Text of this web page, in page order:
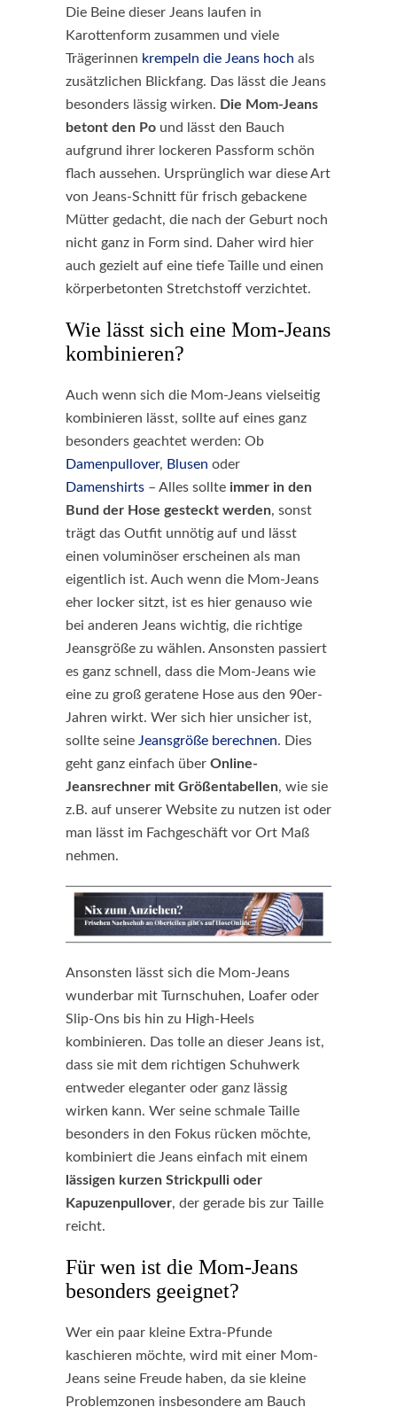
Die Beine dieser Jeans laufen in
Karottenform zusammen und viele
Trägerinnen krempeln die Jeans hoch als
zusätzlichen Blickfang. Das lässt die Jeans
besonders lässig wirken. Die Mom-Jeans
betont den Po und lässt den Bauch
aufgrund ihrer lockeren Passform schön
flach aussehen. Ursprünglich war diese Art
von Jeans-Schnitt für frisch gebackene
Mütter gedacht, die nach der Geburt noch
nicht ganz in Form sind. Daher wird hier
auch gezielt auf eine tiefe Taille und einen
körperbetonten Stretchstoff verzichtet.
Wie lässt sich eine Mom-Jeans
kombinieren?
Auch wenn sich die Mom-Jeans vielseitig
kombinieren lässt, sollte auf eines ganz
besonders geachtet werden: Ob
Damenpullover, Blusen oder
Damenshirts – Alles sollte immer in den
Bund der Hose gesteckt werden, sonst
trägt das Outfit unnötig auf und lässt
einen voluminöser erscheinen als man
eigentlich ist. Auch wenn die Mom-Jeans
eher locker sitzt, ist es hier genauso wie
bei anderen Jeans wichtig, die richtige
Jeansgröße zu wählen. Ansonsten passiert
es ganz schnell, dass die Mom-Jeans wie
eine zu groß geratene Hose aus den 90er-
Jahren wirkt. Wer sich hier unsicher ist,
sollte seine Jeansgröße berechnen. Dies
geht ganz einfach über Online-
Jeansrechner mit Größentabellen, wie sie
z.B. auf unserer Website zu nutzen ist oder
man lässt im Fachgeschäft vor Ort Maß
nehmen.
Ansonsten lässt sich die Mom-Jeans
wunderbar mit Turnschuhen, Loafer oder
Slip-Ons bis hin zu High-Heels
kombinieren. Das tolle an dieser Jeans ist,
dass sie mit dem richtigen Schuhwerk
entweder eleganter oder ganz lässig
wirken kann. Wer seine schmale Taille
besonders in den Fokus rücken möchte,
kombiniert die Jeans einfach mit einem
lässigen kurzen Strickpulli oder
Kapuzenpullover, der gerade bis zur Taille
reicht.
Für wen ist die Mom-Jeans
besonders geeignet?
Wer ein paar kleine Extra-Pfunde
kaschieren möchte, wird mit einer Mom-
Jeans seine Freude haben, da sie kleine
Problemzonen insbesondere am Bauch